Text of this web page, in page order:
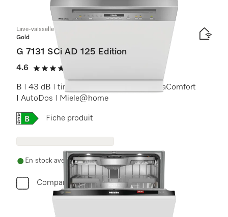
Lave-vaisselle intégré
Gold
G 7131 SCi AD 125 Edition
4.6
4.6 étoiles sur 5
B I 43 dB I tiroir à couverts I paniers ExtraComfort
I AutoDos I Miele@home
Online Label Flag, Étiquette énergétique
Fiche produit
En stock avec livraison gratuite
Comparer